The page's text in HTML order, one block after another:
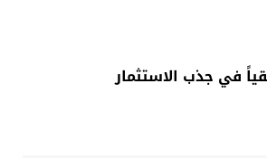
في جذب الاستثمار